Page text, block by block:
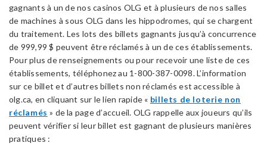
gagnants à un de nos casinos OLG et à plusieurs de nos salles
de machines à sous OLG dans les hippodromes, qui se chargent
du traitement. Les lots des billets gagnants jusqu’à concurrence
de 999,99 $ peuvent être réclamés à un de ces établissements.
Pour plus de renseignements ou pour recevoir une liste de ces
établissements, téléphonez au 1-800-387-0098. L’information
sur ce billet et d’autres billets non réclamés est accessible à
olg.ca, en cliquant sur le lien rapide « billets de loterie non
réclamés » de la page d’accueil. OLG rappelle aux joueurs qu’ils
peuvent vérifier si leur billet est gagnant de plusieurs manières
pratiques :